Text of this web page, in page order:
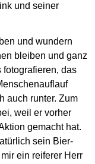
und seiner
und wundern
bleiben und ganz
das
auch runter. Zum
weil er vorher
gemacht hat.
sein Bier-
ein reiferer Herr